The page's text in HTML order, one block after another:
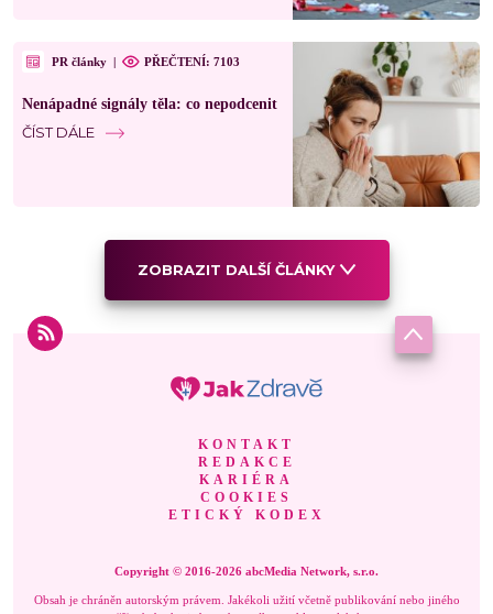
PR články | PŘEČTENÍ: 7103
Nenápadné signály těla: co nepodcenit
ČÍST DÁLE
ZOBRAZIT DALŠÍ ČLÁNKY
KONTAKT
REDAKCE
KARIÉRA
COOKIES
ETICKÝ KODEX
Copyright © 2016-2026 abcMedia Network, s.r.o.
Obsah je chráněn autorským právem. Jakékoli užití včetně publikování nebo jiného